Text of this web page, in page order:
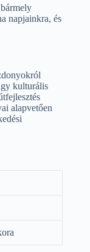
napjainkra, és
kulturális
alapvetően